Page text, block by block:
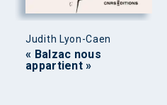
Judith Lyon-Caen
« Balzac nous
appartient »